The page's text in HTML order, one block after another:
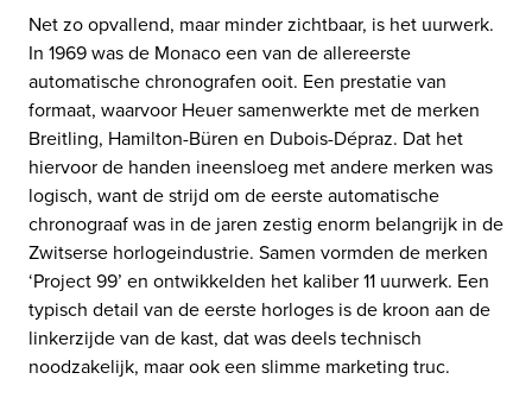
Net zo opvallend, maar minder zichtbaar, is het uurwerk.
In 1969 was de Monaco een van de allereerste
automatische chronografen ooit. Een prestatie van
formaat, waarvoor Heuer samenwerkte met de merken
Breitling, Hamilton-Büren en Dubois-Dépraz. Dat het
hiervoor de handen ineensloeg met andere merken was
logisch, want de strijd om de eerste automatische
chronograaf was in de jaren zestig enorm belangrijk in de
Zwitserse horlogeindustrie. Samen vormden de merken
‘Project 99’ en ontwikkelden het kaliber 11 uurwerk. Een
typisch detail van de eerste horloges is de kroon aan de
linkerzijde van de kast, dat was deels technisch
noodzakelijk, maar ook een slimme marketing truc.